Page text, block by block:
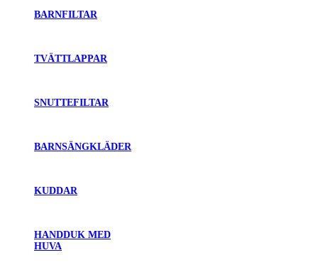
BARNFILTAR
TVÄTTLAPPAR
SNUTTEFILTAR
BARNSÄNGKLÄDER
KUDDAR
HANDDUK MED
HUVA